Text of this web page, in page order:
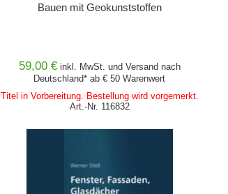
Bauen mit Geokunststoffen
59,00 € inkl. MwSt. und Versandnach
Deutschland* ab € 50 Warenwert
Titel in Vorbereitung. Bestellung wird vorgemerkt.
Art.-Nr. 116832